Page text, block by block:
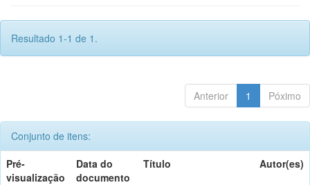
Resultado 1-1 de 1.
Anterior 1 Póximo
Conjunto de itens:
Pré-
visualização
Data do
documento
Título Autor(es)